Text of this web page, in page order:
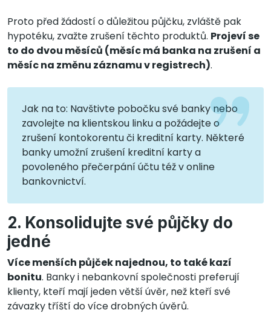
Proto před žádostí o důležitou půjčku, zvláště pak
hypotéku, zvažte zrušení těchto produktů. Projeví se
to do dvou měsíců (měsíc má banka na zrušení a
měsíc na změnu záznamu v registrech).
Jak na to: Navštivte pobočku své banky nebo
zavolejte na klientskou linku a požádejte o
zrušení kontokorentu či kreditní karty. Některé
banky umožní zrušení kreditní karty a
povoleného přečerpání účtu též v online
bankovnictví.
2. Konsolidujte své půjčky do
jedné
Více menších půjček najednou, to také kazí
bonitu. Banky i nebankovní společnosti preferují
klienty, kteří mají jeden větší úvěr, než kteří své
závazky tříští do více drobných úvěrů.